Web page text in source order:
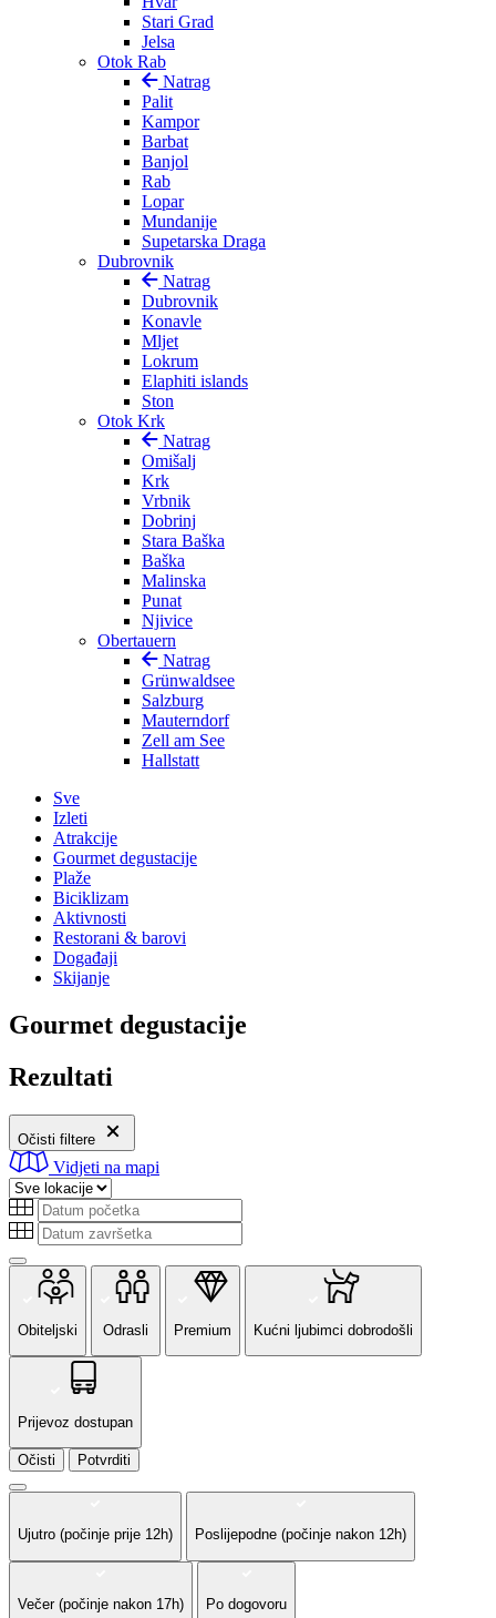
Stari Grad
Jelsa
Otok Rab
Natrag
Palit
Kampor
Barbat
Banjol
Rab
Lopar
Mundanije
Supetarska Draga
Dubrovnik
Natrag
Dubrovnik
Konavle
Mljet
Lokrum
Elaphiti islands
Ston
Otok Krk
Natrag
Omišalj
Krk
Vrbnik
Dobrinj
Stara Baška
Baška
Malinska
Punat
Njivice
Obertauern
Natrag
Grünwaldsee
Salzburg
Mauterndorf
Zell am See
Hallstatt
Sve
Izleti
Atrakcije
Gourmet degustacije
Plaže
Biciklizam
Aktivnosti
Restorani & barovi
Događaji
Skijanje
Gourmet degustacije
Rezultati
Očisti filtere
Vidjeti na mapi
Obiteljski Odrasli Premium Kućni ljubimci dobrodošli
Prijevoz dostupan
Očisti Potvrditi
Ujutro (počinje prije 12h) Poslijepodne (počinje nakon 12h)
Večer (počinje nakon 17h) Po dogovoru